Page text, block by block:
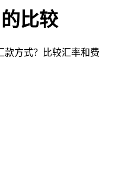
比较
方式？比较汇率和费